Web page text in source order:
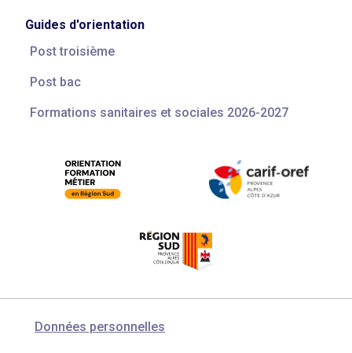
Guides d'orientation
Post troisième
Post bac
Formations sanitaires et sociales 2026-2027
Données personnelles